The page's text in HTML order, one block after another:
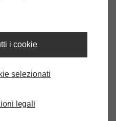
6,5
prodotto
i cookie
selezionati
legali